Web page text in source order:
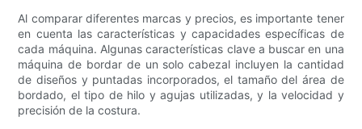
Al comparar diferentes marcas y precios, es importante tener
en cuenta las características y capacidades específicas de
cada máquina. Algunas características clave a buscar en una
máquina de bordar de un solo cabezal incluyen la cantidad
de diseños y puntadas incorporados, el tamaño del área de
bordado, el tipo de hilo y agujas utilizadas, y la velocidad y
precisión de la costura.